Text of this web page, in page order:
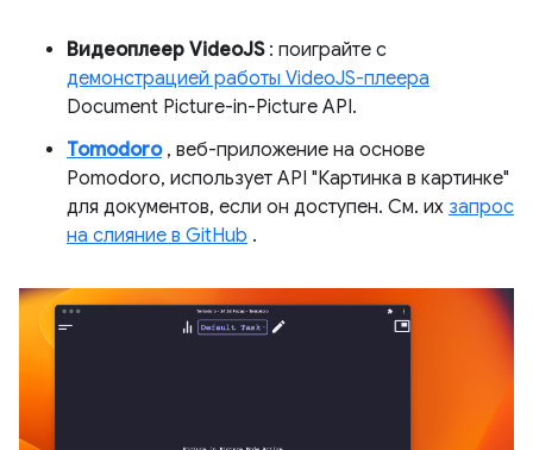
Видеоплеер VideoJS: поиграйте с
демонстрацией работы VideoJS-плеера
Document Picture-in-Picture API.
Tomodoro, веб-приложение на основе
Pomodoro, использует API "Картинка в картинке"
для документов, если он доступен. См. их запрос
на слияние в GitHub .